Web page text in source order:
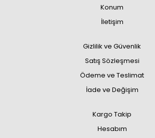
Konum
İletişim
Gizlilik ve Güvenlik
Satış Sözleşmesi
Ödeme ve Teslimat
İade ve Değişim
Kargo Takip
Hesabım